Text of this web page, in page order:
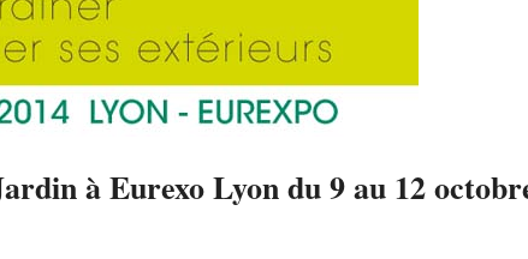
à Eurexo Lyon du 9 au 12